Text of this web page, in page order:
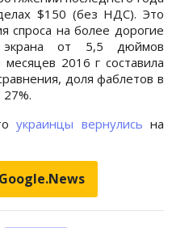
$150 (без НДС). Это
спроса на более дорогие
от 5,5 дюймов
2016 г составила
доля фаблетов в
украинцы вернулись на